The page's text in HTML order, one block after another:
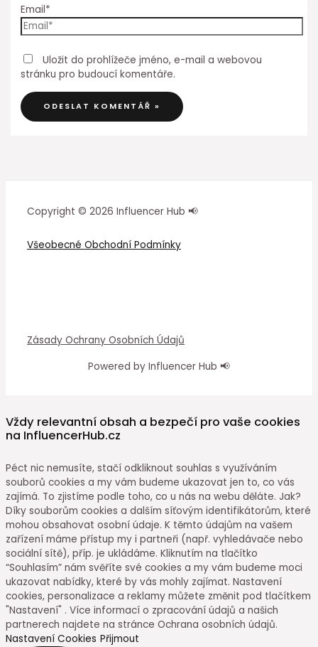
Email*
Uložit do prohlížeče jméno, e-mail a webovou
stránku pro budoucí komentáře.
Copyright © 2026 Influencer Hub 📢
Všeobecné Obchodní Podmínky
Zásady Ochrany Osobních Údajů
Powered by Influencer Hub 📢
Vždy relevantní obsah a bezpečí pro vaše cookies
na InfluencerHub.cz
Péct nic nemusíte, stačí odkliknout souhlas s využíváním
souborů cookies a my vám budeme ukazovat jen to, co vás
zajímá. To zjistíme podle toho, co u nás na webu děláte. Jak?
Díky souborům cookies a dalším síťovým identifikátorům, které
mohou obsahovat osobní údaje. K těmto údajům na vašem
zařízení máme přístup my i partneři (např. vyhledávače nebo
sociální sítě), příp. je ukládáme. Kliknutím na tlačítko
“Souhlasím” nám svěříte své cookies a my vám budeme moci
ukazovat nabídky, které by vás mohly zajímat. Nastavení
cookies, personalizace a reklamy můžete změnit pod tlačítkem
"Nastavení" . Více informací o zpracování údajů a našich
partnerech najdete na stránce Ochrana osobních údajů.
Nastavení Cookies Přijmout